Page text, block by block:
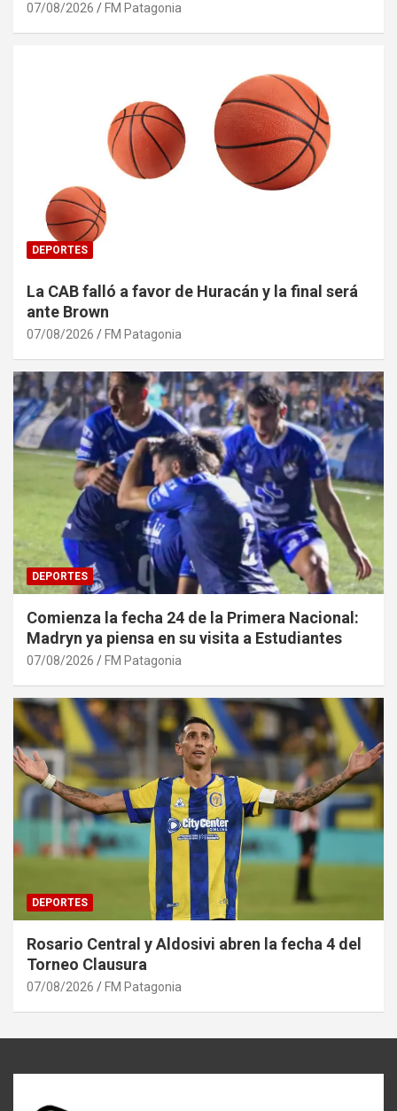
07/08/2026 FM Patagonia
DEPORTES
La CAB falló a favor de Huracán y la final será
ante Brown
07/08/2026 FM Patagonia
DEPORTES
Comienza la fecha 24 de la Primera Nacional:
Madryn ya piensa en su visita a Estudiantes
07/08/2026 FM Patagonia
DEPORTES
Rosario Central y Aldosivi abren la fecha 4 del
Torneo Clausura
07/08/2026 FM Patagonia